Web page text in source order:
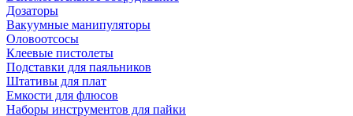
Дозаторы
Вакуумные манипуляторы
Оловоотсосы
Клеевые пистолеты
Подставки для паяльников
Штативы для плат
Емкости для флюсов
Наборы инструментов для пайки